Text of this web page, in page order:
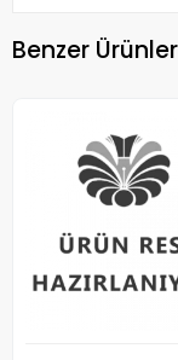
Benzer Ürünler